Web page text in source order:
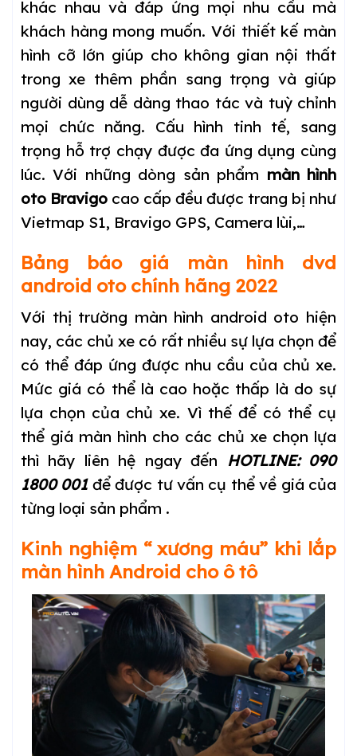
khác nhau và đáp ứng mọi nhu cầu mà
khách hàng mong muốn. Với thiết kế màn
hình cỡ lớn giúp cho không gian nội thất
trong xe thêm phần sang trọng và giúp
người dùng dễ dàng thao tác và tuỳ chỉnh
mọi chức năng. Cấu hình tinh tế, sang
trọng hỗ trợ chạy được đa ứng dụng cùng
lúc. Với những dòng sản phẩm màn hình
oto Bravigo cao cấp đều được trang bị như
Vietmap S1, Bravigo GPS, Camera lùi,…
Bảng báo giá màn hình dvd
android oto chính hãng 2022
Với thị trường màn hình android oto hiện
nay, các chủ xe có rất nhiều sự lựa chọn để
có thể đáp ứng được nhu cầu của chủ xe.
Mức giá có thể là cao hoặc thấp là do sự
lựa chọn của chủ xe. Vì thế để có thể cụ
thể giá màn hình cho các chủ xe chọn lựa
thì hãy liên hệ ngay đến HOTLINE: 090
1800 001để được tư vấn cụ thể về giá của
từng loại sản phẩm .
Kinh nghiệm “ xương máu” khi lắp
màn hình Android cho ô tô